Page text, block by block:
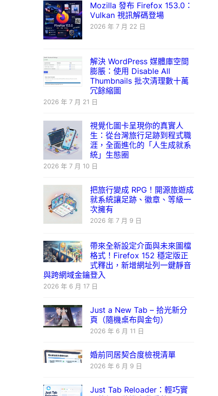
Mozilla 發布 Firefox 153.0：
Vulkan 視訊解碼登場
2026 年 7 月 22 日
解決 WordPress 媒體庫空間
膨脹：使用 Disable All
Thumbnails 批次清理數十萬
冗餘縮圖
2026 年 7 月 21 日
視覺化圖卡呈現你的真實人
生：從台灣旅行足跡到程式職
涯，全面進化的「人生成就系
統」生態圈
2026 年 7 月 10 日
把旅行變成 RPG！開源旅遊成
就系統讓足跡、徽章、等級一
次擁有
2026 年 7 月 9 日
帶來全新設定介面與未來圖檔
格式！Firefox 152 穩定版正
式釋出，新增網址列一鍵靜音
與跨網域金鑰登入
2026 年 6 月 17 日
Just a New Tab – 拾光新分
頁（隨機桌布與金句）
2026 年 6 月 11 日
婚前同居契合度檢視清單
2026 年 6 月 9 日
Just Tab Reloader：輕巧實